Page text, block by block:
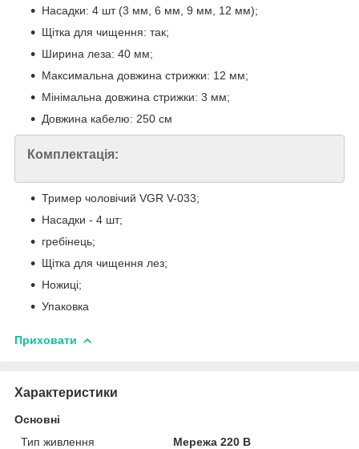
Насадки: 4 шт (3 мм, 6 мм, 9 мм, 12 мм);
Щітка для чищення: так;
Ширина леза: 40 мм;
Максимальна довжина стрижки: 12 мм;
Мінімальна довжина стрижки: 3 мм;
Довжина кабелю: 250 см
Комплектація:
Тример чоловічий VGR V-033;
Насадки - 4 шт;
гребінець;
Щітка для чищення лез;
Ножиці;
Упаковка
Приховати
Характеристики
Основні
Тип живлення
Мережа 220 В